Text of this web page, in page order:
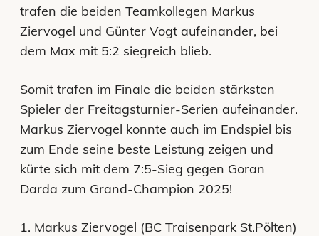
trafen die beiden Teamkollegen Markus
Ziervogel und Günter Vogt aufeinander, bei
dem Max mit 5:2 siegreich blieb.
Somit trafen im Finale die beiden stärksten
Spieler der Freitagsturnier-Serien aufeinander.
Markus Ziervogel konnte auch im Endspiel bis
zum Ende seine beste Leistung zeigen und
kürte sich mit dem 7:5-Sieg gegen Goran
Darda zum Grand-Champion 2025!
1. Markus Ziervogel (BC Traisenpark St.Pölten)